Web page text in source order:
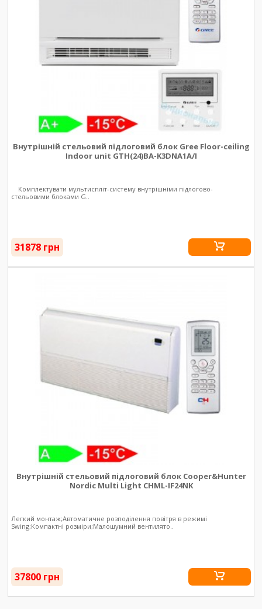
Внутрішній стельовий підлоговий блок Gree Floor-ceiling
Indoor unit GTH(24)BA-K3DNA1A/I
Комплектувати мультиспліт-систему внутрішніми підлогово-
стельовими блоками G..
31878 грн
Внутрішній стельовий підлоговий блок Cooper&Hunter
Nordic Multi Light CHML-IF24NK
Легкий монтаж;Автоматичне розподілення повітря в режимі
Swing;Компактні розміри;Малошумний вентилято..
37800 грн